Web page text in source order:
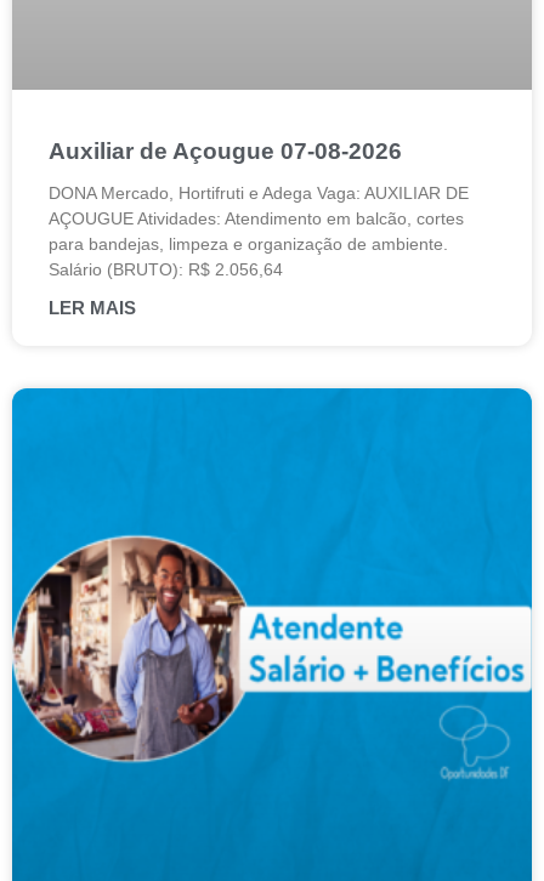
Auxiliar de Açougue 07-08-2026
DONA Mercado, Hortifruti e Adega Vaga: AUXILIAR DE
AÇOUGUE Atividades: Atendimento em balcão, cortes
para bandejas, limpeza e organização de ambiente.
Salário (BRUTO): R$ 2.056,64
LER MAIS